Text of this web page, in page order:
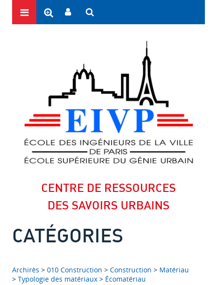
CENTRE DE RESSOURCES
DES SAVOIRS URBAINS
CATÉGORIES
Archirès > 010 Construction > Construction > Matériau
> Typologie des matériaux > Écomatériau